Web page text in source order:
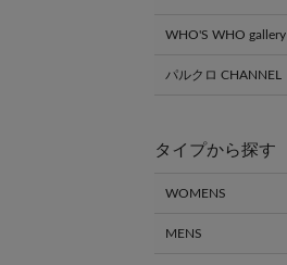
WHO'S WHO gallery
パルクロ CHANNEL
タイプから探す
WOMENS
MENS